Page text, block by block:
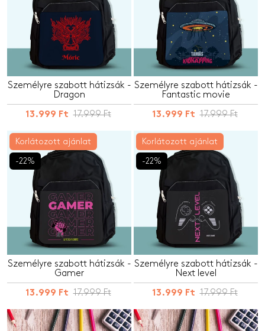
Személyre szabott hátizsák -
Dragon
13.999 Ft 17.999 Ft
Személyre szabott hátizsák -
Fantastic movie
13.999 Ft 17.999 Ft
Korlátozott ajánlat
-22%
Személyre szabott hátizsák -
Gamer
13.999 Ft 17.999 Ft
Korlátozott ajánlat
-22%
Személyre szabott hátizsák -
Next level
13.999 Ft 17.999 Ft